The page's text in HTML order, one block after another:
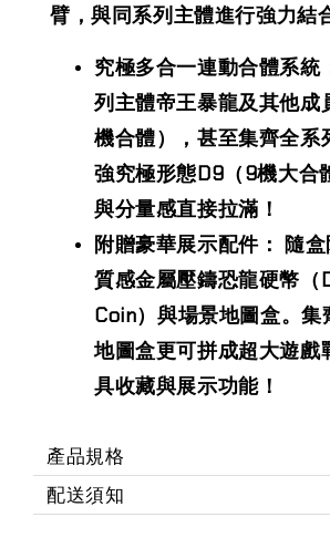
臂，與同系列主體進行強力結
究極多合一連動合體系統
列主體帝王暴龍及其他成
機合體），甚至集齊全系
強究極形態D9（9機大合
與分量感直接拉滿！
附贈豪華展示配件： 隨
質感金屬壓鑄恐龍硬幣（
Coin）與場景地圖盒。集
地圖盒更可拼成超大遊戲
具收藏與展示功能！
產品規格
配送須知